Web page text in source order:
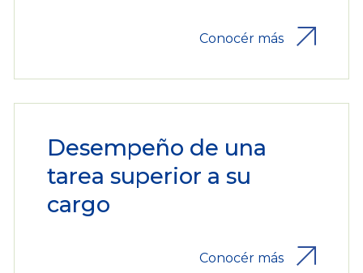
Conocér más
Desempeño de una
tarea superior a su
cargo
Conocér más